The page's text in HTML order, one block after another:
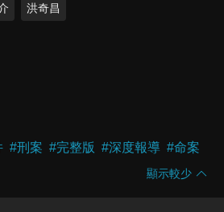
洪奇昌
#刑案 #完整版 #深度報導 #命案
顯示較少